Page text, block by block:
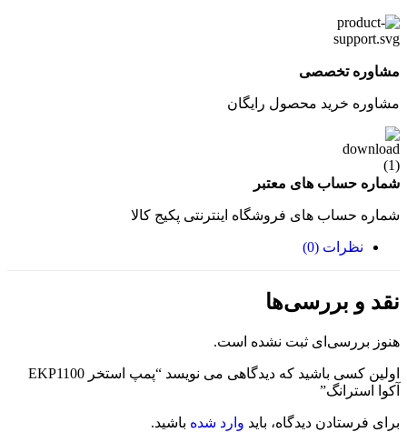
مشاوره تخصصی
مشاوره خرید محصول رایگان
شماره حساب های معتبر
شماره حساب های فروشگاه اینترنتی پکیج کالا
نظرات (0)
نقد و بررسی‌ها
هنوز بررسی‌ای ثبت نشده است.
اولین کسی باشید که دیدگاهی می نویسد “پمپ استخر EKP1100
آکوا استرانگ”
برای فرستادن دیدگاه، باید وارد شده باشید.